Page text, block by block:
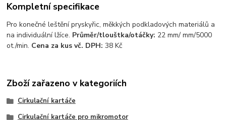
Kompletní specifikace
Pro konečné leštění pryskyřic, měkkých podkladových materiálů a
na individuální lžíce. Průměr/tlouštka/otáčky: 22 mm/ mm/5000
ot./min. Cena za kus vč. DPH: 38 Kč
Zboží zařazeno v kategoriích
Cirkulační kartáče
Cirkulační kartáče pro mikromotor